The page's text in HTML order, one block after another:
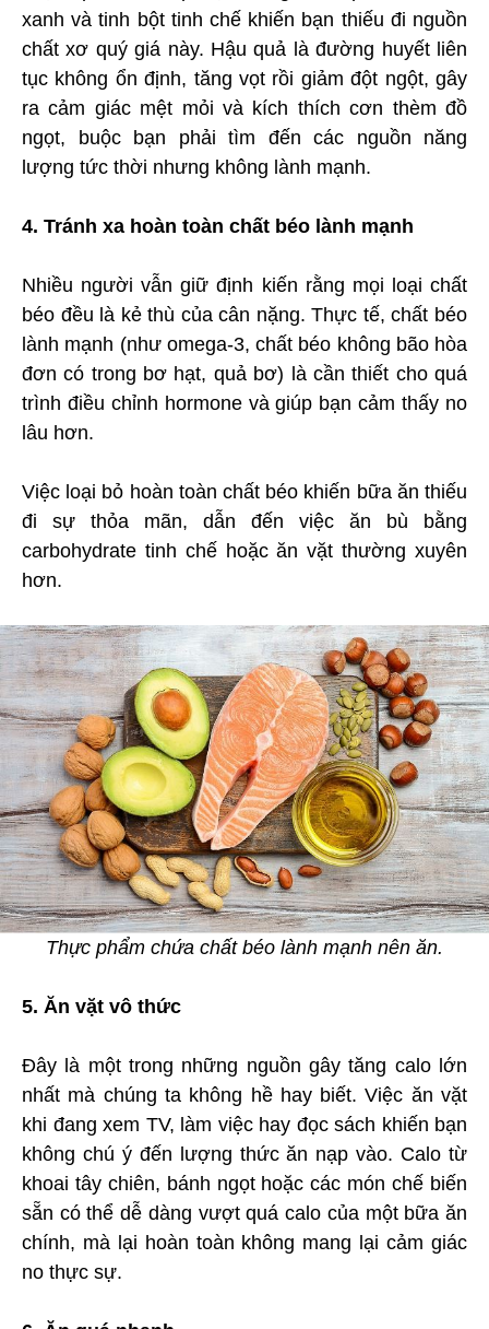
xanh và tinh bột tinh chế khiến bạn thiếu đi nguồn
chất xơ quý giá này. Hậu quả là đường huyết liên
tục không ổn định, tăng vọt rồi giảm đột ngột, gây
ra cảm giác mệt mỏi và kích thích cơn thèm đồ
ngọt, buộc bạn phải tìm đến các nguồn năng
lượng tức thời nhưng không lành mạnh.
4. Tránh xa hoàn toàn chất béo lành mạnh
Nhiều người vẫn giữ định kiến rằng mọi loại chất
béo đều là kẻ thù của cân nặng. Thực tế, chất béo
lành mạnh (như omega-3, chất béo không bão hòa
đơn có trong bơ hạt, quả bơ) là cần thiết cho quá
trình điều chỉnh hormone và giúp bạn cảm thấy no
lâu hơn.
Việc loại bỏ hoàn toàn chất béo khiến bữa ăn thiếu
đi sự thỏa mãn, dẫn đến việc ăn bù bằng
carbohydrate tinh chế hoặc ăn vặt thường xuyên
hơn.
Thực phẩm chứa chất béo lành mạnh nên ăn.
5. Ăn vặt vô thức
Đây là một trong những nguồn gây tăng calo lớn
nhất mà chúng ta không hề hay biết. Việc ăn vặt
khi đang xem TV, làm việc hay đọc sách khiến bạn
không chú ý đến lượng thức ăn nạp vào. Calo từ
khoai tây chiên, bánh ngọt hoặc các món chế biến
sẵn có thể dễ dàng vượt quá calo của một bữa ăn
chính, mà lại hoàn toàn không mang lại cảm giác
no thực sự.